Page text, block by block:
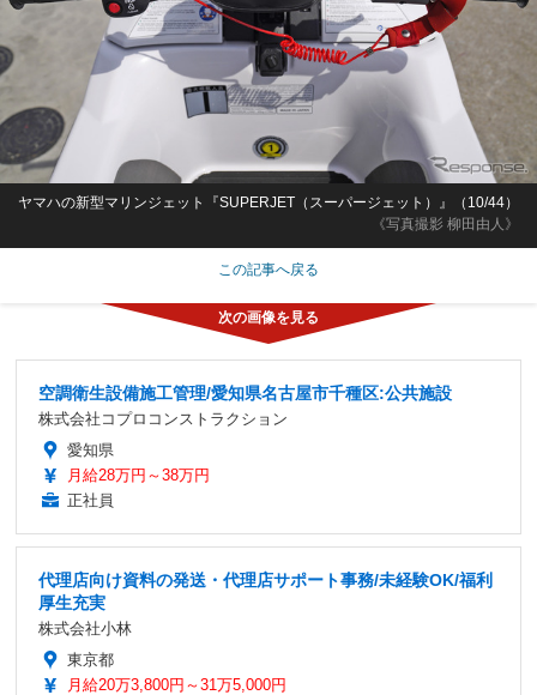
《写真撮影 柳田由人》
ヤマハの新型マリンジェット『SUPERJET（スーパージェット）』（10/44）
この記事へ戻る
空調衛生設備施工管理/愛知県名古屋市千種区:公共施設
株式会社コプロコンストラクション
愛知県
月給28万円～38万円
正社員
代理店向け資料の発送・代理店サポート事務/未経験OK/福利
厚生充実
株式会社小林
東京都
月給20万3,800円～31万5,000円